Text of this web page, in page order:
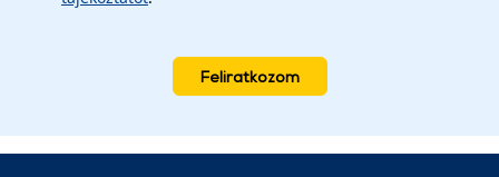
Feliratkozom